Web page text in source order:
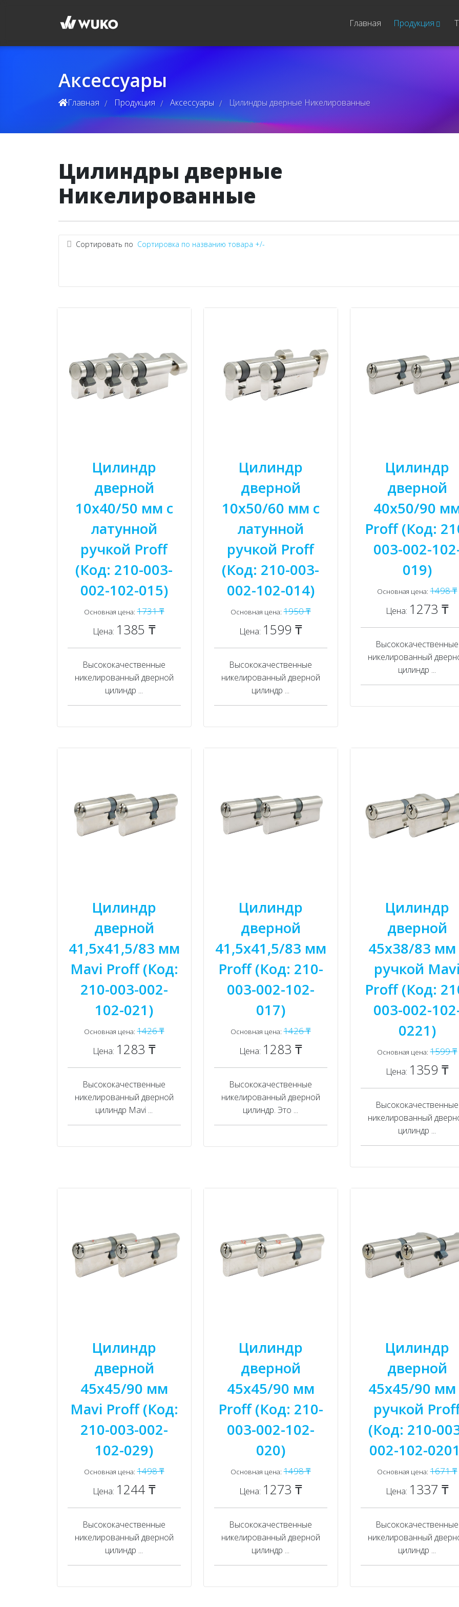
Главная Продукция
Аксессуары
Главная / Продукция / Аксессуары / Цилиндры дверные Никелированные
Цилиндры дверные
Никелированные
Сортировать по Сортировка по названию товара +/-
Цилиндр
дверной
10x40/50 мм с
латунной
ручкой Proff
(Код: 210-003-
002-102-015)
Основная цена:1731 ₸
Цена: 1385 ₸
Высококачественные
никелированный дверной
цилиндр ...
Цилиндр
дверной
10x50/60 мм с
латунной
ручкой Proff
(Код: 210-003-
002-102-014)
Основная цена:1950 ₸
Цена: 1599 ₸
Высококачественные
никелированный дверной
цилиндр ...
Цилиндр
дверной
40x50/90
Proff (Код:
003-002-
019)
Основная цена:1498 ₸
Цена: 1273 ₸
Высококачественные
никелированный
цилиндр ...
Цилиндр
дверной
41,5x41,5/83 мм
Mavi Proff (Код:
210-003-002-
102-021)
Основная цена:1426 ₸
Цена: 1283 ₸
Высококачественные
никелированный дверной
цилиндр Mavi ...
Цилиндр
дверной
41,5x41,5/83 мм
Proff (Код: 210-
003-002-102-
017)
Основная цена:1426 ₸
Цена: 1283 ₸
Высококачественные
никелированный дверной
цилиндр. Это ...
Цилиндр
дверной
45x38/83 мм
ручкой Mavi
Proff (Код:
003-002-
0221)
Основная цена:1599 ₸
Цена: 1359 ₸
Высококачественные
никелированный
цилиндр ...
Цилиндр
дверной
45x45/90 мм
Mavi Proff (Код:
210-003-002-
102-029)
Основная цена:1498 ₸
Цена: 1244 ₸
Высококачественные
никелированный дверной
цилиндр ...
Цилиндр
дверной
45x45/90 мм
Proff (Код: 210-
003-002-102-
020)
Основная цена:1498 ₸
Цена: 1273 ₸
Высококачественные
никелированный дверной
цилиндр ...
Цилиндр
дверной
45x45/90 мм
ручкой
(Код: 210-
002-102-
Основная цена:1671 ₸
Цена: 1337 ₸
Высококачественные
никелированный
цилиндр ...